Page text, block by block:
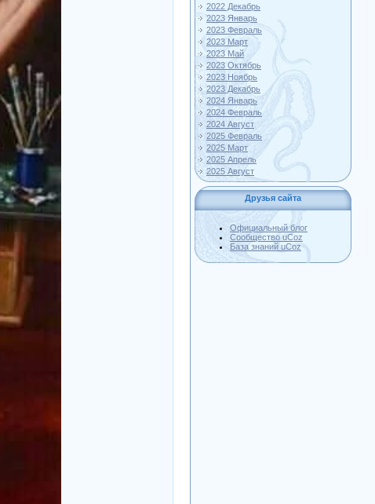
2022 Декабрь
2023 Январь
2023 Февраль
2023 Март
2023 Май
2023 Октябрь
2023 Ноябрь
2023 Декабрь
2024 Январь
2024 Февраль
2024 Август
2025 Февраль
2025 Март
2025 Апрель
2025 Август
Друзья сайта
Официальный блог
Сообщество uCoz
База знаний uCoz